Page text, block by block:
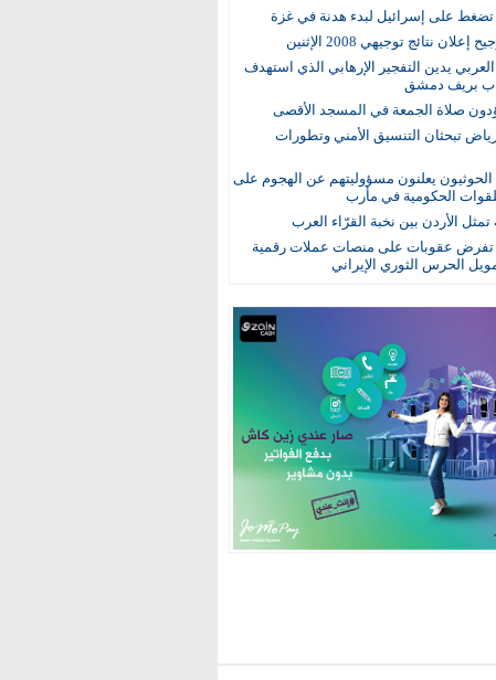
على إسرائيل لبدء هدنة في غزة
إعلان نتائج توجيهي 2008 الإثنين
العربي يدين التفجير الإرهابي الذي استهدف
بريف دمشق
تبحثان التنسيق الأمني وتطورات
يعلنون مسؤوليتهم عن الهجوم على
الحكومية في مأرب
تمثل الأردن بين نخبة القرّاء العرب
عقوبات على منصات عملات رقمية
الحرس الثوري الإيراني